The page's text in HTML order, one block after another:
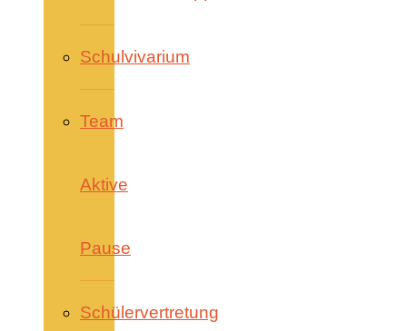
Schulvivarium
Team
Aktive
Pause
Schülervertretung